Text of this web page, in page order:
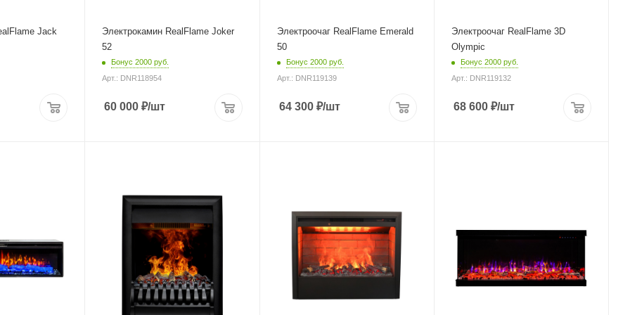
Jack
Электрокамин RealFlame Joker
52
Бонус 2000 руб.
Арт.: DNR118954
60 000 ₽/шт
Электроочаг RealFlame Emerald
50
Бонус 2000 руб.
Арт.: DNR119139
64 300₽/шт
Электроочаг RealFlame 3D
Olympic
Бонус 2000 руб.
Арт.: DNR119132
68 600₽/шт